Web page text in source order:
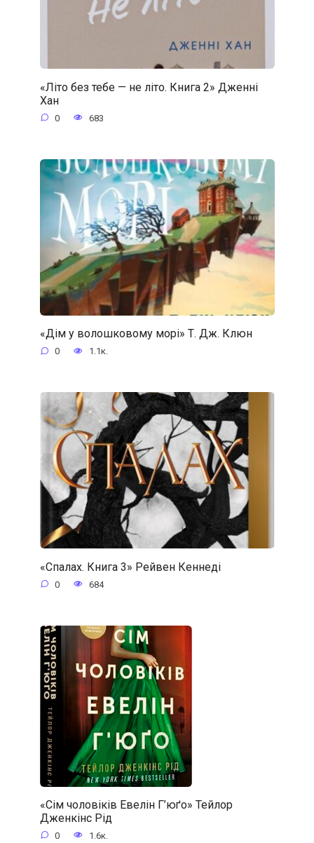
«Літо без тебе — не літо. Книга 2» Дженні
Хан
0 683
«Дім у волошковому морі» Т. Дж. Клюн
0 1.1к.
«Спалах. Книга 3» Рейвен Кеннеді
0 684
«Сім чоловіків Евелін Г’юґо» Тейлор
Дженкінс Рід
0 1.6к.